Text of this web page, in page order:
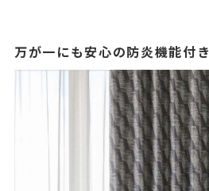
万が一にも安心の防炎機能付き